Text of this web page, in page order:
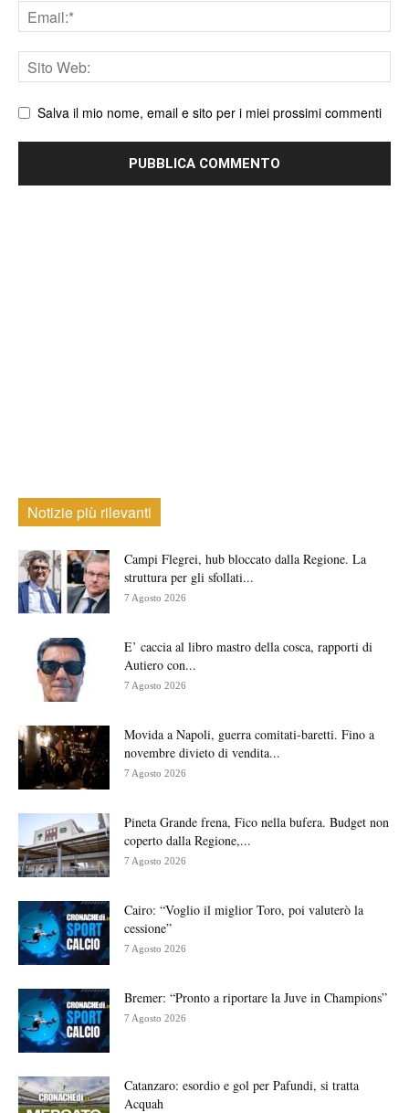
Email
Sito
web
Salva il mio nome, email e sito per i miei prossimi commenti
Notizie più rilevanti
Campi Flegrei, hub bloccato dalla Regione. La
struttura per gli sfollati...
7 Agosto 2026
E’ caccia al libro mastro della cosca, rapporti di
Autiero con...
7 Agosto 2026
Movida a Napoli, guerra comitati-baretti. Fino a
novembre divieto di vendita...
7 Agosto 2026
Pineta Grande frena, Fico nella bufera. Budget non
coperto dalla Regione,...
7 Agosto 2026
Cairo: “Voglio il miglior Toro, poi valuterò la
cessione”
7 Agosto 2026
Bremer: “Pronto a riportare la Juve in Champions”
7 Agosto 2026
Catanzaro: esordio e gol per Pafundi, si tratta
Acquah